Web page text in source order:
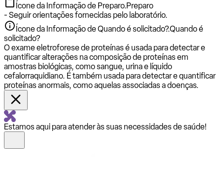
Ícone da Informação de Preparo.Preparo
- Seguir orientações fornecidas pelo laboratório.
Ícone da Informação de Quando é solicitado?.Quando é
solicitado?
O exame eletroforese de proteínas é usada para detectar e
quantificar alterações na composição de proteínas em
amostras biológicas, como sangue, urina e líquido
cefalorraquidiano. É também usada para detectar e quantificar
proteínas anormais, como aquelas associadas a doenças.
Estamos aqui para atender às suas necessidades de saúde!